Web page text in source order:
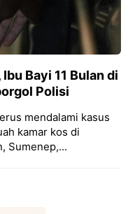
Bayi 11 Bulan di
Polisi
mendalami kasus
kamar kos di
Sumenep,...